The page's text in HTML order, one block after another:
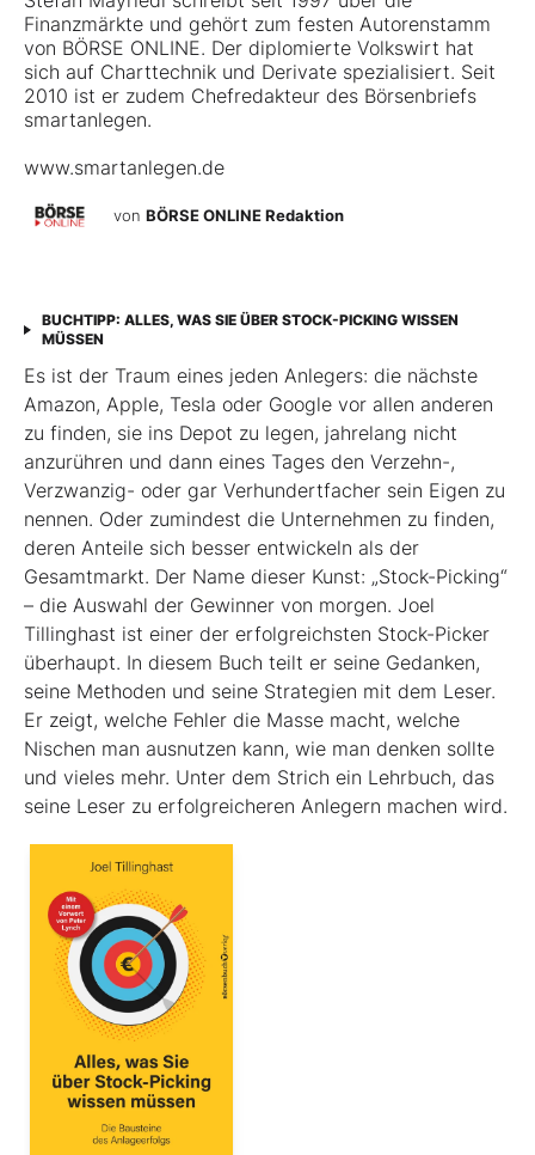
Finanzmärkte und gehört zum festen Autorenstamm
von BÖRSE ONLINE. Der diplomierte Volkswirt hat
sich auf Charttechnik und Derivate spezialisiert. Seit
2010 ist er zudem Chefredakteur des Börsenbriefs
smartanlegen.
www.smartanlegen.de
von BÖRSE ONLINE Redaktion
BUCHTIPP: ALLES, WAS SIE ÜBER STOCK-PICKING WISSEN
MÜSSEN
Es ist der Traum eines jeden Anlegers: die nächste
Amazon, Apple, Tesla oder Google vor allen anderen
zu finden, sie ins Depot zu legen, jahrelang nicht
anzurühren und dann eines Tages den Verzehn-,
Verzwanzig- oder gar Verhundertfacher sein Eigen zu
nennen. Oder zumindest die Unternehmen zu finden,
deren Anteile sich besser entwickeln als der
Gesamtmarkt. Der Name dieser Kunst: „Stock-Picking“
– die Auswahl der Gewinner von morgen. Joel
Tillinghast ist einer der erfolgreichsten Stock-Picker
überhaupt. In diesem Buch teilt er seine Gedanken,
seine Methoden und seine Strategien mit dem Leser.
Er zeigt, welche Fehler die Masse macht, welche
Nischen man ausnutzen kann, wie man denken sollte
und vieles mehr. Unter dem Strich ein Lehrbuch, das
seine Leser zu erfolgreicheren Anlegern machen wird.